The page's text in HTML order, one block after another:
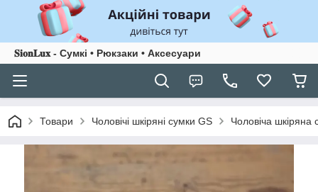
𝐒𝐢𝐨𝐧𝐋𝐮𝐱 - Сумкі • Рюкзаки • Аксесуари
Товари Чоловічі шкіряні сумки GS Чоловіча